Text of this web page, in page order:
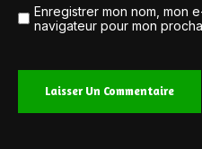
Enregistrer mon nom, mon
navigateur pour mon